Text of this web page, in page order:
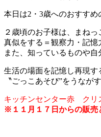
本日は2・3歳へのおすすめ
２歳頃のお子様は、まねっ
真似をする＝観察力・記憶
また、知っているものや自
生活の場面を記憶し再現す
〝ごっこあそび”をうなが
キッチンセンター赤 クリ
※１１月１７日からの販売